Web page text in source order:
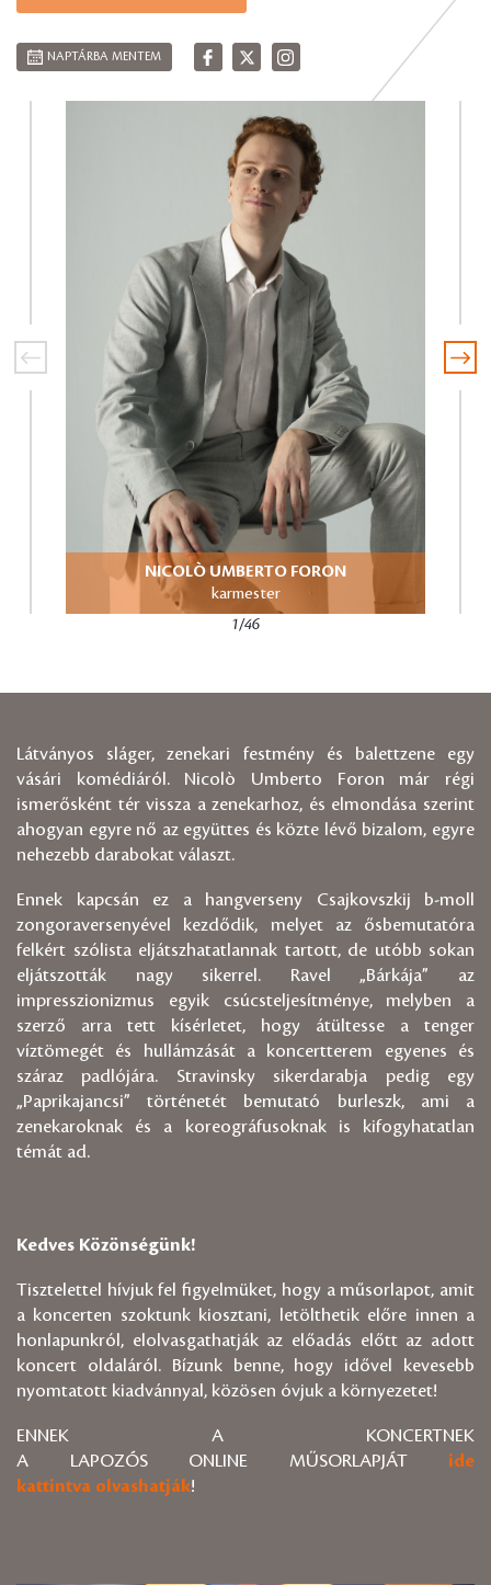
NAPTÁRBA MENTEM
NICOLÒ UMBERTO FORON
karmester
1/46
Látványos sláger, zenekari festmény és balettzene egy
vásári komédiáról. Nicolò Umberto Foron már régi
ismerősként tér vissza a zenekarhoz, és elmondása szerint
ahogyan egyre nő az együttes és közte lévő bizalom, egyre
nehezebb darabokat választ.
Ennek kapcsán ez a hangverseny Csajkovszkij b-moll
zongoraversenyével kezdődik, melyet az ősbemutatóra
felkért szólista eljátszhatatlannak tartott, de utóbb sokan
eljátszották nagy sikerrel. Ravel „Bárkája” az
impresszionizmus egyik csúcsteljesítménye, melyben a
szerző arra tett kísérletet, hogy átültesse a tenger
víztömegét és hullámzását a koncertterem egyenes és
száraz padlójára. Stravinsky sikerdarabja pedig egy
„Paprikajancsi” történetét bemutató burleszk, ami a
zenekaroknak és a koreográfusoknak is kifogyhatatlan
témát ad.
Kedves Közönségünk!
Tisztelettel hívjuk fel figyelmüket, hogy a műsorlapot, amit
a koncerten szoktunk kiosztani, letölthetik előre innen a
honlapunkról, elolvasgathatják az előadás előtt az adott
koncert oldaláról. Bízunk benne, hogy idővel kevesebb
nyomtatott kiadvánnyal, közösen óvjuk a környezetet!
ENNEK A KONCERTNEK
A LAPOZÓS ONLINE MŰSORLAPJÁT ide
kattintva olvashatják!